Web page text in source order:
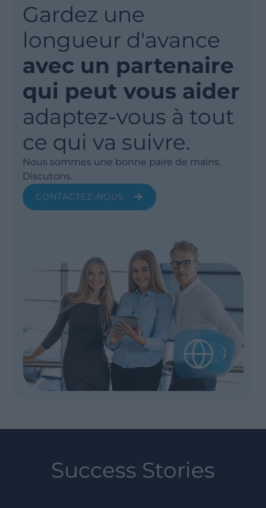
Gardez une
longueur d'avance
avec un partenaire
qui peut vous aider
adaptez-vous à tout
ce qui va suivre.
Nous sommes une bonne paire de mains.
Discutons.
CONTACTEZ-NOUS
Success Stories